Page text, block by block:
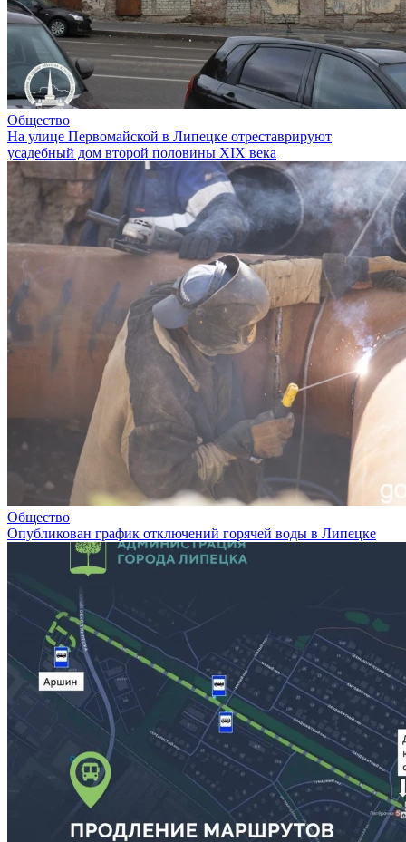
Общество
На улице Первомайской в Липецке отреставрируют
усадебный дом второй половины XIX века
Общество
Опубликован график отключений горячей воды в Липецке